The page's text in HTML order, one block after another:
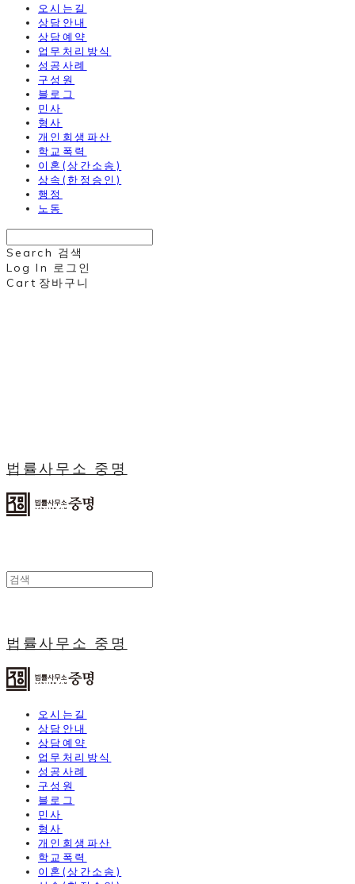
오시는길
상담안내
상담예약
업무처리방식
성공사례
구성원
블로그
민사
형사
개인회생파산
학교폭력
이혼(상간소송)
상속(한정승인)
행정
노동
Search 검색
Log In 로그인
Cart 장바구니
법률사무소 중명
법률사무소 중명
오시는길
상담안내
상담예약
업무처리방식
성공사례
구성원
블로그
민사
형사
개인회생파산
학교폭력
이혼(상간소송)